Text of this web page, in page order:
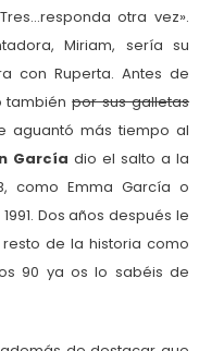
otra vez».
Miriam, sería su
con Ruperta. Antes de
tambiénpor sus galletas
aguantó más tiempo al
García dio el salto a la
como Emma García o
Dos años después le
de la historia como
90 ya os lo sabéis de